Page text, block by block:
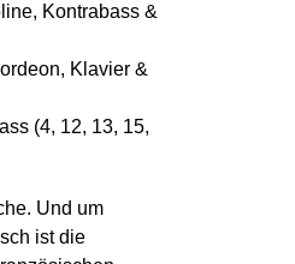
Kontrabass &
Klavier &
(4, 12, 13, 15,
Und um
ist die